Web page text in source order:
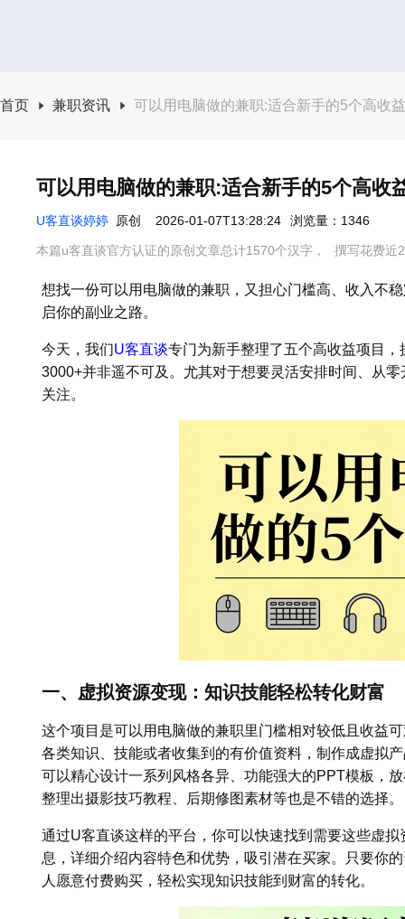
首页 兼职资讯 可以用电脑做的兼职:适合新手的5个高收
可以用电脑做的兼职:适合新手的5个高收
U客直谈婷婷 原创 2026-01-07T13:28:24 浏览量：1346
本篇u客直谈官方认证的原创文章总计1570个汉字， 撰写花费近
想找一份可以用电脑做的兼职，又担心门槛高、收入不
启你的副业之路。
今天，我们U客直谈专门为新手整理了五个高收益项目
3000+并非遥不可及。尤其对于想要灵活安排时间、从
关注。
一、虚拟资源变现：知识技能轻松转化财富
这个项目是可以用电脑做的兼职里门槛相对较低且收益
各类知识、技能或者收集到的有价值资料，制作成虚拟
可以精心设计一系列风格各异、功能强大的PPT模板，
整理出摄影技巧教程、后期修图素材等也是不错的选择。
通过U客直谈这样的平台，你可以快速找到需要这些虚
息，详细介绍内容特色和优势，吸引潜在买家。只要你
人愿意付费购买，轻松实现知识技能到财富的转化。